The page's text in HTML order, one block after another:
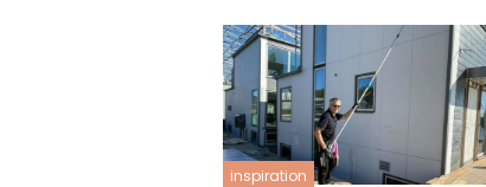
inspiration